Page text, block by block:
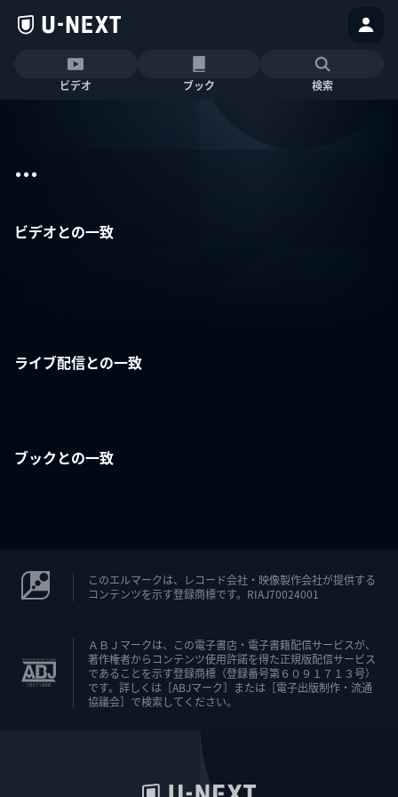
ビデオ ブック 検索
...
ビデオとの一致
ライブ配信との一致
ブックとの一致
このエルマークは、レコード会社・映像製作会社が提供する
コンテンツを示す登録商標です。RIAJ70024001
ＡＢＪマークは、この電子書店・電子書籍配信サービスが、
著作権者からコンテンツ使用許諾を得た正規版配信サービス
であることを示す登録商標（登録番号第６０９１７１３号）
です。詳しくは［ABJマーク］または［電子出版制作・流通
協議会］で検索してください。